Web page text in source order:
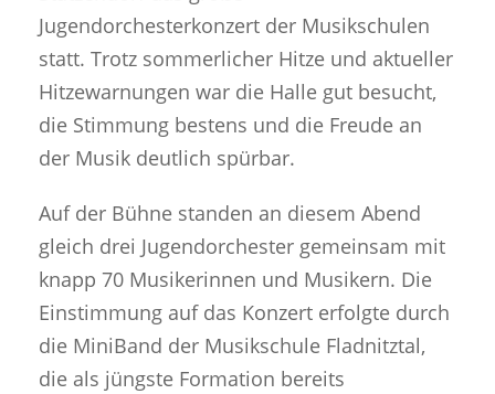
Jugendorchesterkonzert der Musikschulen
statt. Trotz sommerlicher Hitze und aktueller
Hitzewarnungen war die Halle gut besucht,
die Stimmung bestens und die Freude an
der Musik deutlich spürbar.
Auf der Bühne standen an diesem Abend
gleich drei Jugendorchester gemeinsam mit
knapp 70 Musikerinnen und Musikern. Die
Einstimmung auf das Konzert erfolgte durch
die MiniBand der Musikschule Fladnitztal,
die als jüngste Formation bereits